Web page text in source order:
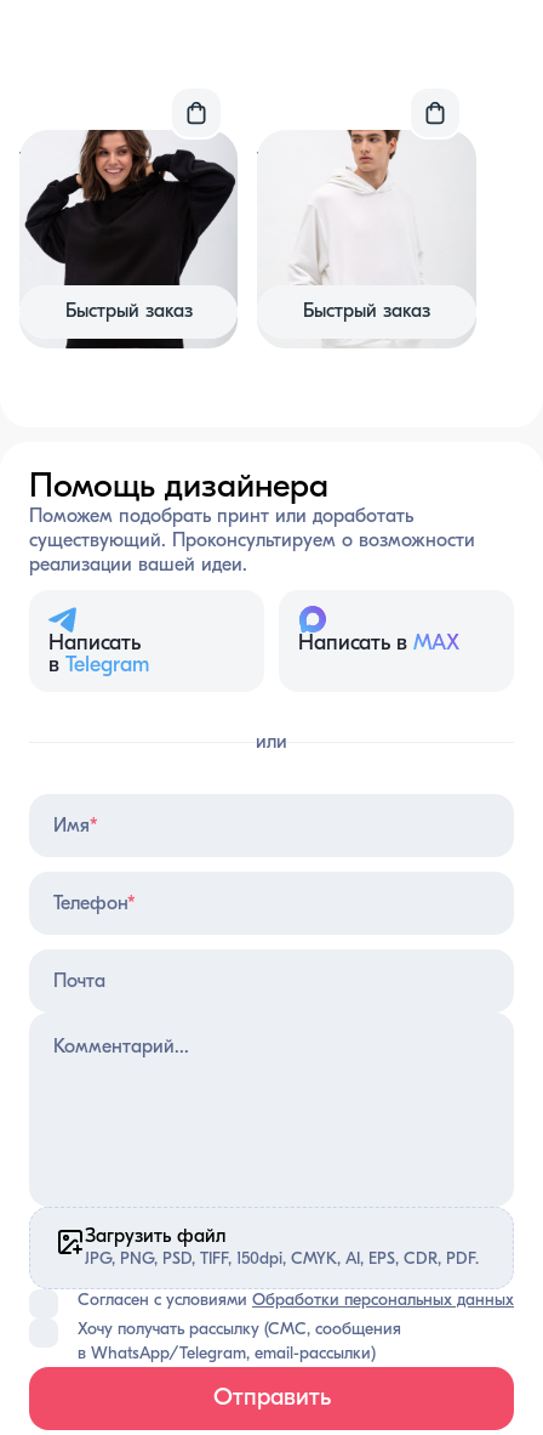
Толстовка черная
«Проект 11:30» петля 470
гр
Хлопок 100%
4 900 ₽
Быстрый заказ
Толстовка белая
«Проект 11:30» петля 470
4 900 ₽
Быстрый заказ
Помощь дизайнера
Поможем подобрать принт или доработать
существующий. Проконсультируем о возможности
реализации вашей идеи.
Написать
в Telegram
Написать в MAX
или
Имя*
Телефон*
Почта
Загрузить файл
JPG, PNG, PSD, TIFF, 150dpi, CMYK, AI, EPS, CDR, PDF.
Согласен с условиями Обработки персональных данных
Хочу получать рассылку (СМС, сообщения
в WhatsApp/Telegram, email-рассылки)
Отправить